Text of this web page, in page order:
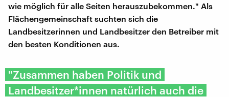
wie möglich für alle Seiten herauszubekommen." Als
Flächengemeinschaft suchten sich die
Landbesitzerinnen und Landbesitzer den Betreiber mit
den besten Konditionen aus.
"Zusammen haben Politik und
Landbesitzer*innen natürlich auch die